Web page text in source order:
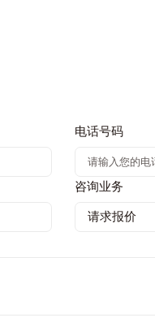
电话号码
咨询业务